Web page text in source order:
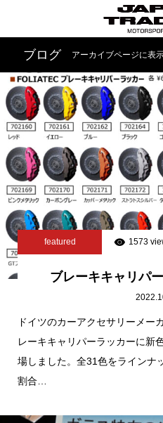
ブログ アーカイブページに表
featured 1573
ブレーキキャリパ
ドイツのカーアクセサリーメー
レーキキャリパーラッカーに新
場しました。全31色をラインナ
割合…
ホーム
在庫車
会社概要
カテゴリー
工場日誌